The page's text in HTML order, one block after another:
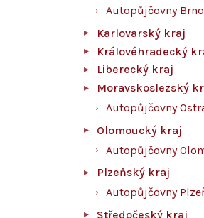
Autopůjčovny Brno
Karlovarský kraj
Královéhradecký
Liberecký kraj
Moravskoslezský
Autopůjčovny
Olomoucký kraj
Autopůjčovny
Plzeňský kraj
Autopůjčovny
Středočeský kraj